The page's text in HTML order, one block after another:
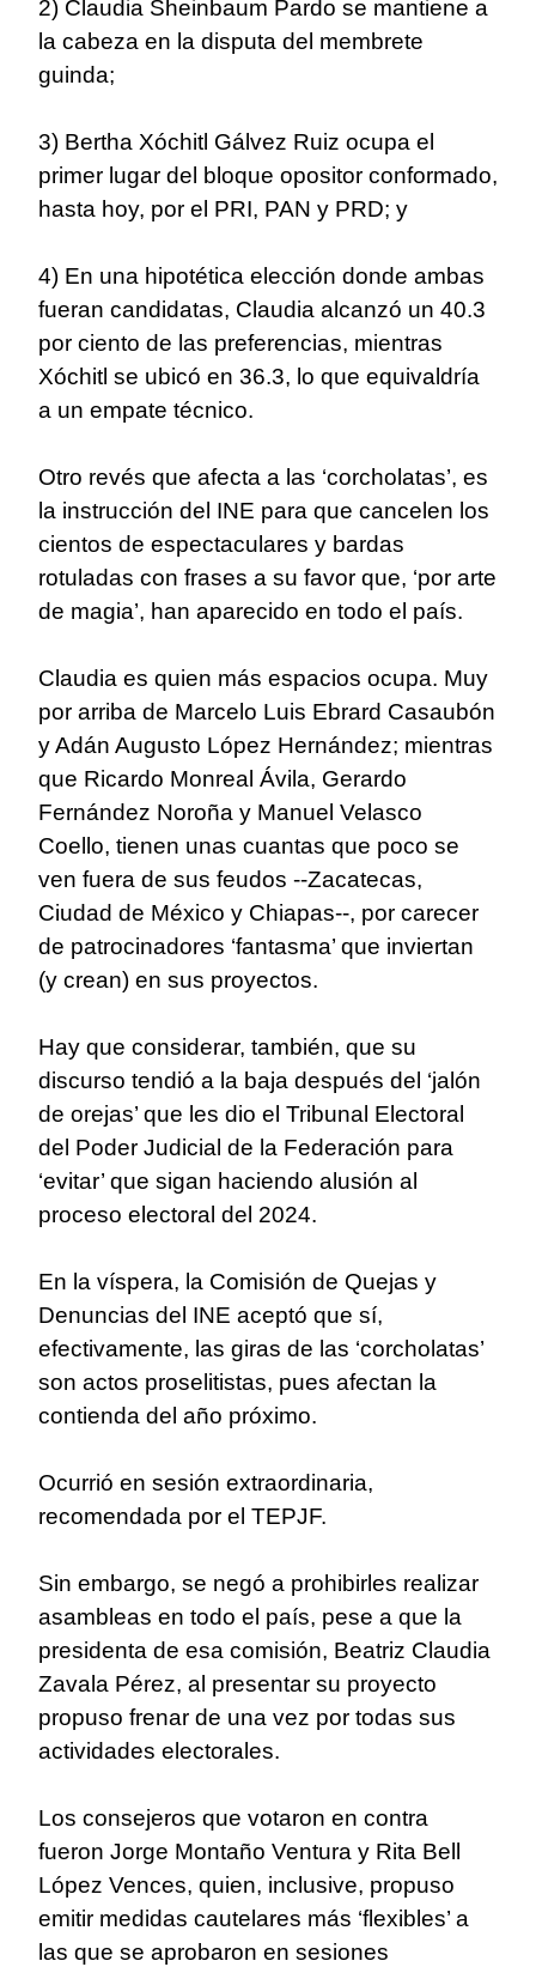
2) Claudia Sheinbaum Pardo se mantiene a
la cabeza en la disputa del membrete
guinda;
3) Bertha Xóchitl Gálvez Ruiz ocupa el
primer lugar del bloque opositor conformado,
hasta hoy, por el PRI, PAN y PRD; y
4) En una hipotética elección donde ambas
fueran candidatas, Claudia alcanzó un 40.3
por ciento de las preferencias, mientras
Xóchitl se ubicó en 36.3, lo que equivaldría
a un empate técnico.
Otro revés que afecta a las ‘corcholatas’, es
la instrucción del INE para que cancelen los
cientos de espectaculares y bardas
rotuladas con frases a su favor que, ‘por arte
de magia’, han aparecido en todo el país.
Claudia es quien más espacios ocupa. Muy
por arriba de Marcelo Luis Ebrard Casaubón
y Adán Augusto López Hernández; mientras
que Ricardo Monreal Ávila, Gerardo
Fernández Noroña y Manuel Velasco
Coello, tienen unas cuantas que poco se
ven fuera de sus feudos --Zacatecas,
Ciudad de México y Chiapas--, por carecer
de patrocinadores ‘fantasma’ que inviertan
(y crean) en sus proyectos.
Hay que considerar, también, que su
discurso tendió a la baja después del ‘jalón
de orejas’ que les dio el Tribunal Electoral
del Poder Judicial de la Federación para
‘evitar’ que sigan haciendo alusión al
proceso electoral del 2024.
En la víspera, la Comisión de Quejas y
Denuncias del INE aceptó que sí,
efectivamente, las giras de las ‘corcholatas’
son actos proselitistas, pues afectan la
contienda del año próximo.
Ocurrió en sesión extraordinaria,
recomendada por el TEPJF.
Sin embargo, se negó a prohibirles realizar
asambleas en todo el país, pese a que la
presidenta de esa comisión, Beatriz Claudia
Zavala Pérez, al presentar su proyecto
propuso frenar de una vez por todas sus
actividades electorales.
Los consejeros que votaron en contra
fueron Jorge Montaño Ventura y Rita Bell
López Vences, quien, inclusive, propuso
emitir medidas cautelares más ‘flexibles’ a
las que se aprobaron en sesiones